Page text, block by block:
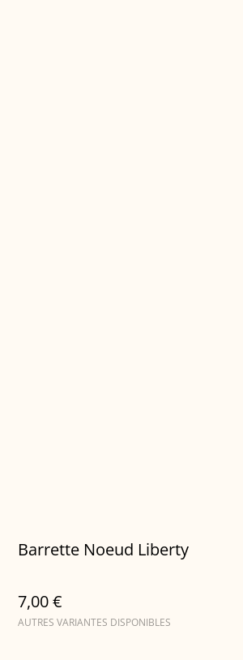
Barrette Noeud Liberty
7,00 €
AUTRES VARIANTES DISPONIBLES